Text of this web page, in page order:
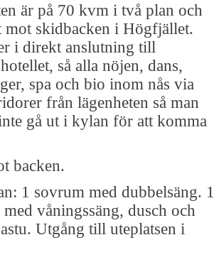
är på 70 kvm i två plan och
mot skidbacken i Högfjället.
i direkt anslutning till
så alla nöjen, dans,
spa och bio inom nås via
från lägenheten så man
gå ut i kylan för att komma
backen.
1 sovrum med dubbelsäng. 1
våningssäng, dusch och
Utgång till uteplatsen i